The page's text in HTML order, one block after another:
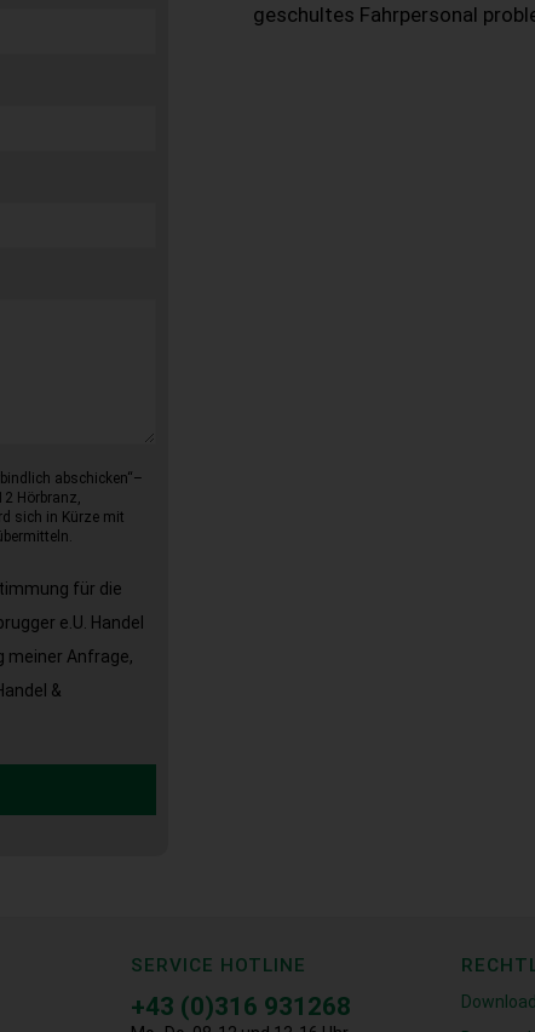
abschicken“–
Hörbranz,
sich in Kürze mit
für die
e.U. Handel
meiner Anfrage,
&
geschultes Fahrpersonal
SERVICE HOTLINE
+43 (0)316 931268